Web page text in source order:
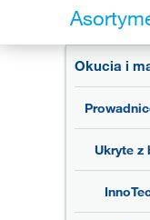
Okucia i
Ukryte z